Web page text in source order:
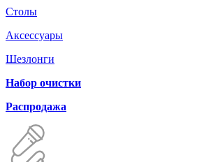
Столы
Аксессуары
Шезлонги
Набор очистки
Распродажа